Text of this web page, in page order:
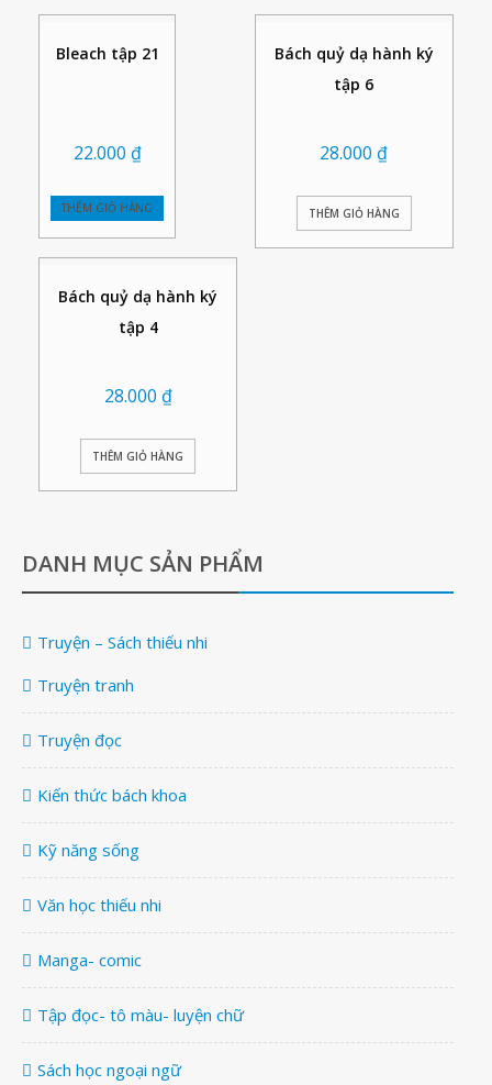
Bleach tập 21
22.000 ₫
THÊM GIỎ HÀNG
Bách quỷ dạ hành ký
tập 6
28.000 ₫
THÊM GIỎ HÀNG
Bách quỷ dạ hành ký
tập 4
28.000 ₫
THÊM GIỎ HÀNG
DANH MỤC SẢN PHẨM
Truyện – Sách thiếu nhi
Truyện tranh
Truyện đọc
Kiến thức bách khoa
Kỹ năng sống
Văn học thiếu nhi
Manga- comic
Tập đọc- tô màu- luyện chữ
Sách học ngoại ngữ